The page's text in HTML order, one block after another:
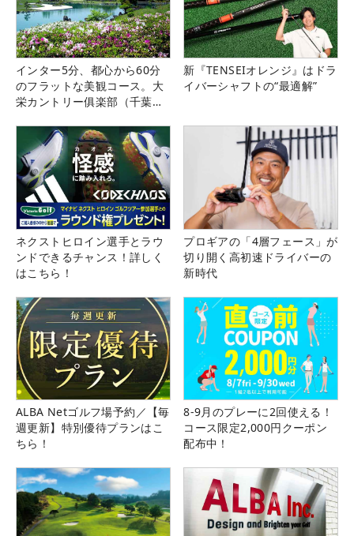
インター5分、都心から60分
のフラットな美観コース。大
栄カントリー俱楽部（千葉
新『TENSEIオレンジ』はドラ
イバーシャフトの“最適解”
ネクストヒロイン選手とラウ
ンドできるチャンス！詳しく
はこちら！
プロギアの「4層フェース」が
切り開く高初速ドライバーの
新時代
ALBA Netゴルフ場予約／【毎
週更新】特別優待プランはこ
ちら！
8-9月のプレーに2回使える！
コース限定2,000円クーポン
配布中！